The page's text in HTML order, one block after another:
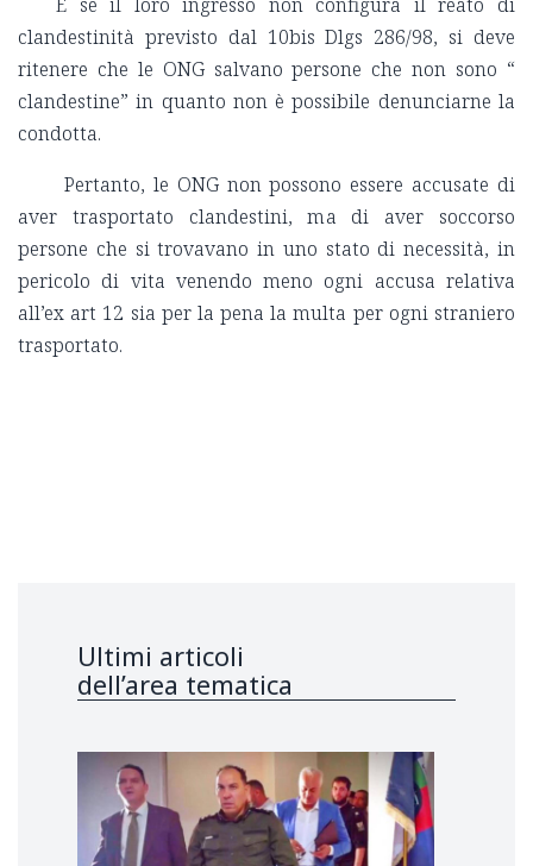
clandestinità previsto dal 10bis Dlgs 286/98, si deve
ritenere che le ONG salvano persone che non sono “
clandestine” in quanto non è possibile denunciarne la
condotta.
Pertanto, le ONG non possono essere accusate di
aver trasportato clandestini, ma di aver soccorso
persone che si trovavano in uno stato di necessità, in
pericolo di vita venendo meno ogni accusa relativa
all’ex art 12 sia per la pena la multa per ogni straniero
trasportato.
Ultimi articoli
dell’area tematica